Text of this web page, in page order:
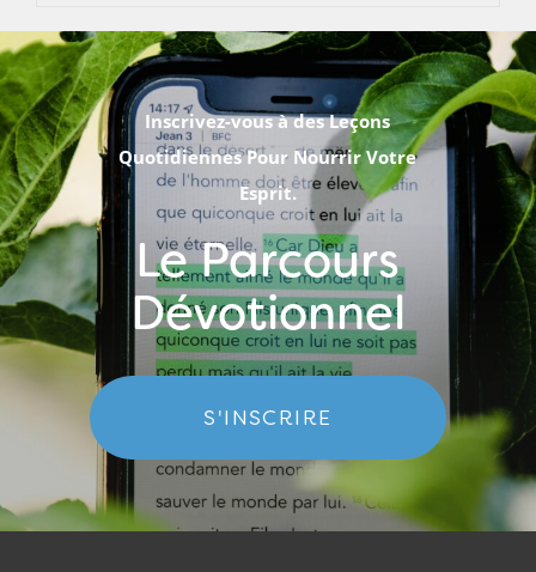
Inscrivez-vous à des Leçons
Quotidiennes Pour Nourrir Votre
Esprit.
Le Parcours
Dévotionnel
S'INSCRIRE